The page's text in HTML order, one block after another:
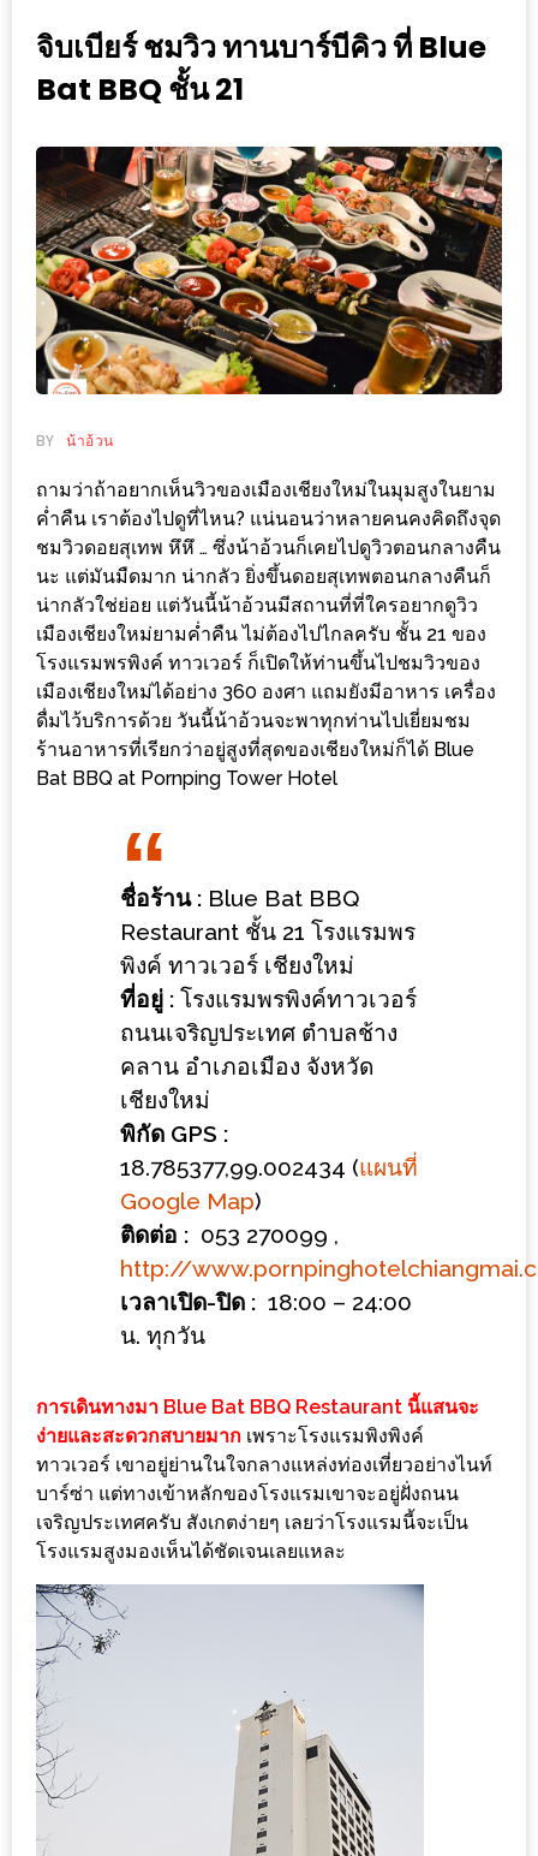
ที่
ครบ
ช้อป
ชิ
ลล์
ชิม
ที่
HIMMA
MARKET
FESTIVAL
พ่อ
ค้า
แซ่บ
แม่ค้า
สวย
ร้าน
รวย
เสน่ห์
ของ
ต้อง
16
ร้าน
อร่อย
ที่
ต้อง
มา
ลอง
ถนน
คน
เดิน
วัน
ท่าแพ
เชียงใหม่
CART
CHECKOUT
จิบเบียร์ ชมวิว ทานบาร์บีคิว ที่ Blue
Bat BBQ ชั้น 21
BY น้าอ้วน
ถามว่าถ้าอยากเห็นวิวของเมืองเชียงใหม่ในมุมสูงในยาม
ค่ำคืน เราต้องไปดูที่ไหน? แน่นอนว่าหลายคนคงคิดถึงจุด
ชมวิวดอยสุเทพ หึหึ … ซึ่งน้าอ้วนก็เคยไปดูวิวตอนกลางคืน
นะ แต่มันมืดมาก น่ากลัว ยิ่งขึ้นดอยสุเทพตอนกลางคืนก็
น่ากลัวใช่ย่อย แต่วันนี้น้าอ้วนมีสถานที่ที่ใครอยากดูวิว
เมืองเชียงใหม่ยามค่ำคืน ไม่ต้องไปไกลครับ ชั้น 21 ของ
โรงแรมพรพิงค์ ทาวเวอร์ ก็เปิดให้ท่านขึ้นไปชมวิวของ
เมืองเชียงใหม่ได้อย่าง 360 องศา แถมยังมีอาหาร เครื่อง
ดื่มไว้บริการด้วย วันนี้น้าอ้วนจะพาทุกท่านไปเยี่ยมชม
ร้านอาหารที่เรียกว่าอยู่สูงที่สุดของเชียงใหม่ก็ได้ Blue
Bat BBQ at Pornping Tower Hotel
ชื่อร้าน : Blue Bat BBQ
Restaurant ชั้น 21 โรงแรมพร
พิงค์ ทาวเวอร์ เชียงใหม่
ที่อยู่ : โรงแรมพรพิงค์ทาวเวอร์
ถนนเจริญประเทศ ตำบลช้าง
คลาน อำเภอเมือง จังหวัด
เชียงใหม่
พิกัด GPS :
18.785377,99.002434 (แผนที่
Google Map)
ติดต่อ : 053 270099 ,
http://
เวลาเปิด-ปิด : 18:00 – 24:00
น. ทุกวัน
การเดินทางมา Blue Bat BBQ Restaurant นี้แสนจะ
ง่ายและสะดวกสบายมาก เพราะโรงแรมพิงพิงค์
ทาวเวอร์ เขาอยู่ย่านในใจกลางแหล่งท่องเที่ยวอย่างไนท์
บาร์ซ่า แต่ทางเข้าหลักของโรงแรมเขาจะอยู่ฝั่งถนน
เจริญประเทศครับ สังเกตง่ายๆ เลยว่าโรงแรมนี้จะเป็น
โรงแรมสูงมองเห็นได้ชัดเจนเลยแหละ